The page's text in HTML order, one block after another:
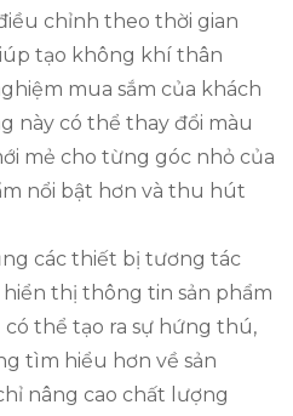
chỉnh theo thời gian
tạo không khí thân
mua sắm của khách
này có thể thay đổi màu
mẻ cho từng góc nhỏ của
nổi bật hơn và thu hút
các thiết bị tương tác
thị thông tin sản phẩm
thể tạo ra sự hứng thú,
tìm hiểu hơn về sản
nâng cao chất lượng